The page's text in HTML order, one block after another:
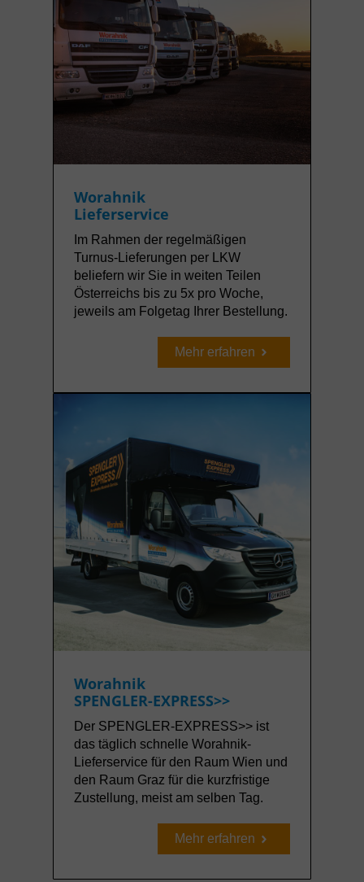
Worahnik
Lieferservice
Im Rahmen der regelmäßigen
Turnus-Lieferungen per LKW
beliefern wir Sie in weiten Teilen
Österreichs bis zu 5x pro Woche,
jeweils am Folgetag Ihrer Bestellung.
Mehr erfahren
Worahnik
SPENGLER-EXPRESS>>
Der SPENGLER-EXPRESS>> ist
das täglich schnelle Worahnik-
Lieferservice für den Raum Wien und
den Raum Graz für die kurzfristige
Zustellung, meist am selben Tag.
Mehr erfahren